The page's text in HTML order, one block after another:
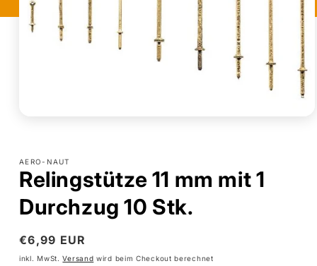
öffnen
AERO-NAUT
Relingstütze 11 mm mit 1
Durchzug 10 Stk.
Normaler
Preis
€6,99 EUR
inkl. MwSt.Versand wird beim Checkout berechnet